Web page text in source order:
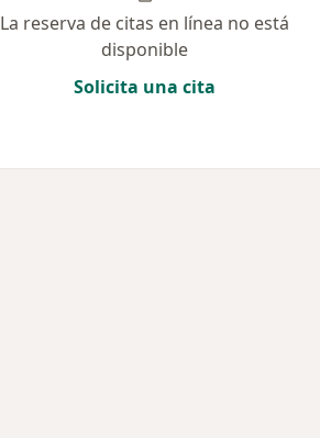
La reserva de citas en línea no está
disponible
Solicita una cita